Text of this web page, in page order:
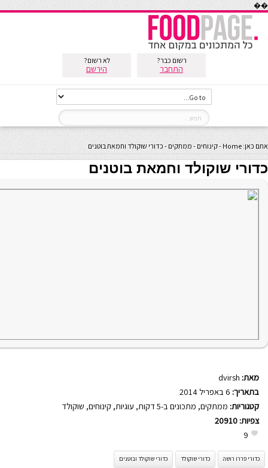
��
רשום כבר?
התחבר
לא רשום?
הירשם
אתם כאן: Home
-קינוחים - ממתקים - כדורי שוקולד וחמאת בוטנים
כדורי שוקולד וחמאת בוטנים
מאת: dvirsh
בתאריך:
קטגוריות: ממתקים, מתכונים ב-5 דקות , עוגיות, קינוחים, שוקולד
צפיות: 20910
9
כדורי פררו רושה כדורי שוקולד כדורי שוקולד ובוטנים